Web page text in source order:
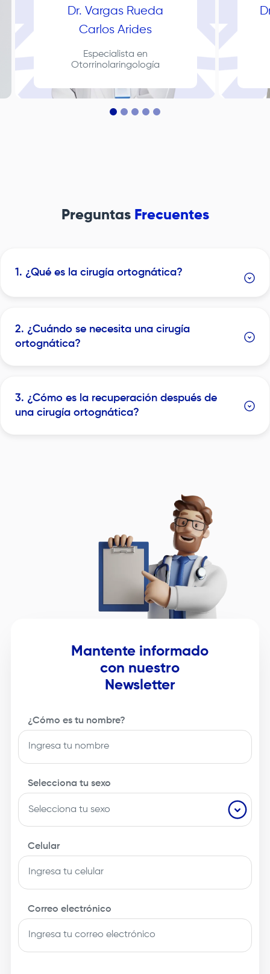
Dr. Vargas Rueda
Carlos Arides
Especialista en
Otorrinolaringología
Preguntas Frecuentes
1. ¿Qué es la cirugía ortognática?
2. ¿Cuándo se necesita una cirugía
ortognática?
3. ¿Cómo es la recuperación después de
una cirugía ortognática?
Mantente informado
con nuestro
Newsletter
¿Cómo es tu nombre?
Selecciona tu sexo
Celular
Correo electrónico